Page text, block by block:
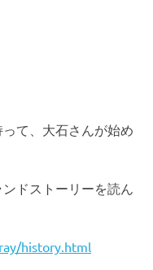
て、大石さんが始め
ドストーリーを読ん
history.html